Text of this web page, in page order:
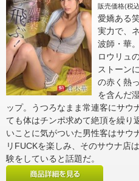
販売価格(税
愛嬌ある
実力で、
波師・華
ロウリュ
ストーン
の赤く熱
を含んだ
ップ。うつろなまま常連客にサウ
ても体はチンポ求めて絶頂を繰り
いことに気がついた男性客はサウ
リFUCKを楽しみ、そのサウナ店
験をしていると話題だ。